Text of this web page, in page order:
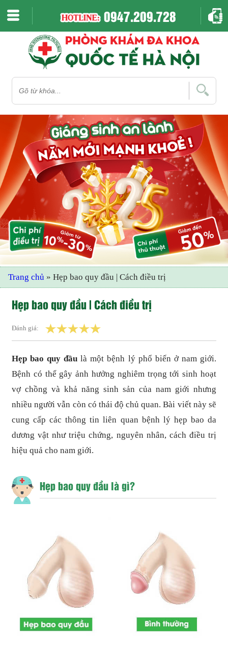
0947.209.728
Trang chủ »Hẹp bao quy đầu | Cách điều trị
Hẹp bao quy đầu | Cách điều trị
Đánh giá:
Hẹp bao quy đầu là một bệnh lý phổ biến ở nam giới.
Bệnh có thể gây ảnh hưởng nghiêm trọng tới sinh hoạt
vợ chồng và khả năng sinh sản của nam giới nhưng
nhiều người vẫn còn có thái độ chủ quan. Bài viết này sẽ
cung cấp các thông tin liên quan bệnh lý hẹp bao da
dương vật như triệu chứng, nguyên nhân, cách điều trị
hiệu quả cho nam giới.
Hẹp bao quy đầu là gì?